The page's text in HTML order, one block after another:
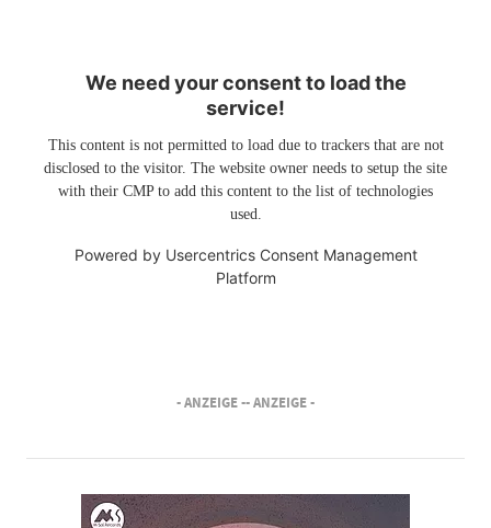
We need your consent to load the
service!
This content is not permitted to load due to trackers that are not
disclosed to the visitor. The website owner needs to setup the site
with their CMP to add this content to the list of technologies
used.
Powered by Usercentrics Consent Management
Platform
- ANZEIGE -- ANZEIGE -